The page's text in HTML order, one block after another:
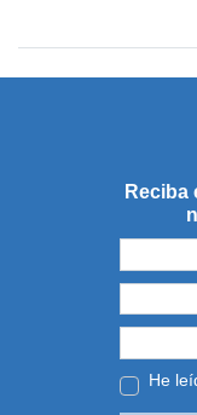
Reciba
He